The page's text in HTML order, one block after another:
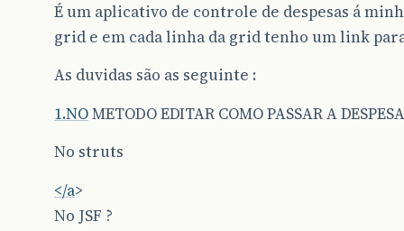
É um aplicativo de controle de despesas á
grid e em cada linha da grid tenho um link
As duvidas são as seguinte :
1.NOMETODO EDITAR COMO PASSAR A
No struts
</a>
No JSF ?